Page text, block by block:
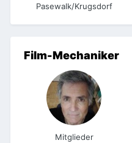
Pasewalk/Krugsdorf
Film-Mechaniker
Mitglieder